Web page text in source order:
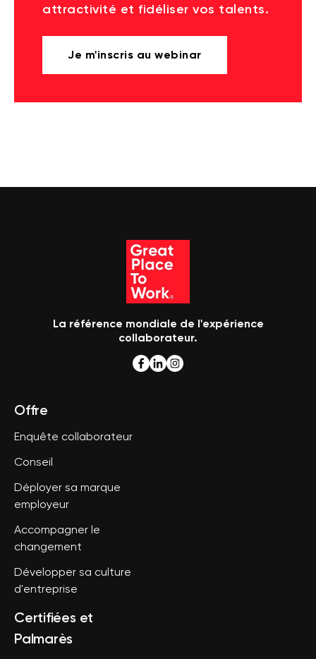
attractivité et fidéliser vos talents.
Je m'inscris au webinar
La référence mondiale de l'expérience
collaborateur.
Offre
Enquête collaborateur
Conseil
Déployer sa marque
employeur
Accompagner le
changement
Développer sa culture
d'entreprise
Certifiées et
Palmarès